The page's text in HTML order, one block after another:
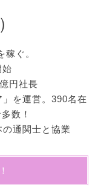
ぐ。
始
円社長
を運営。390名在
数！
通関士と協業